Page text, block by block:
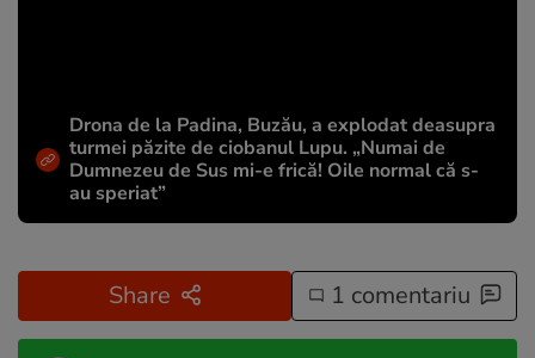
Drona de la Padina, Buzău, a explodat deasupra
turmei păzite de ciobanul Lupu. „Numai de
Dumnezeu de Sus mi-e frică! Oile normal că s-
au speriat”
Share 1 comentariu